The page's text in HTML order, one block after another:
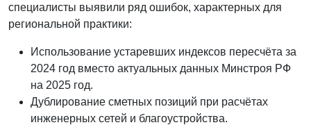
специалисты выявили ряд ошибок, характерных для
региональной практики:
Использование устаревших индексов пересчёта за
2024 год вместо актуальных данных Минстроя РФ
на 2025 год.
Дублирование сметных позиций при расчётах
инженерных сетей и благоустройства.